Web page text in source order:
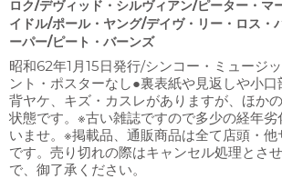
ロク/デヴィッド・シルヴィアン/ピーター・マ
イドル/ポール・ヤング/デイヴ・リー・ロス・
ーパー/ピート・バーンズ
昭和62年1月15日発行/シンコー・ミュージ
ント・ポスターなし●裏表紙や見返しや小口
背ヤケ、キズ・カスレがありますが、ほか
状態です。※古い雑誌ですので多少の経年劣
いませ。※掲載品、通販商品は全て店頭・
です。売り切れの際はキャンセル処理とさ
で、御了承ください。